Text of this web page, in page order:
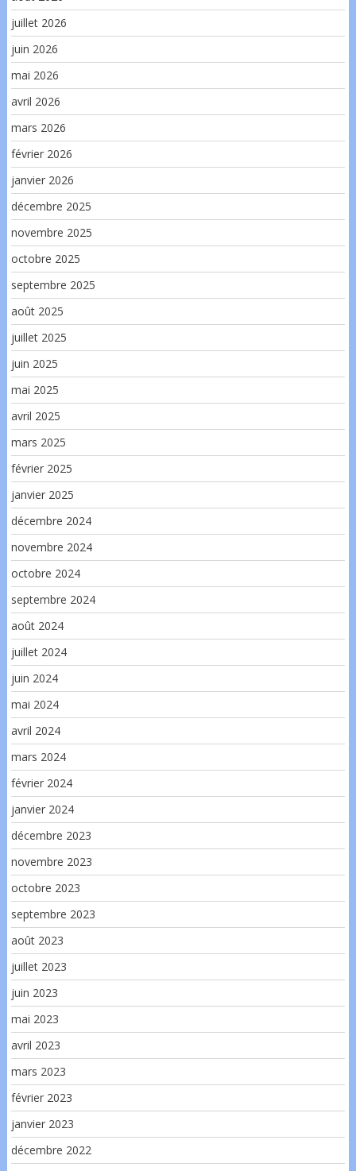
juillet 2026
juin 2026
mai 2026
avril 2026
mars 2026
février 2026
janvier 2026
décembre 2025
novembre 2025
octobre 2025
septembre 2025
août 2025
juillet 2025
juin 2025
mai 2025
avril 2025
mars 2025
février 2025
janvier 2025
décembre 2024
novembre 2024
octobre 2024
septembre 2024
août 2024
juillet 2024
juin 2024
mai 2024
avril 2024
mars 2024
février 2024
janvier 2024
décembre 2023
novembre 2023
octobre 2023
septembre 2023
août 2023
juillet 2023
juin 2023
mai 2023
avril 2023
mars 2023
février 2023
janvier 2023
décembre 2022